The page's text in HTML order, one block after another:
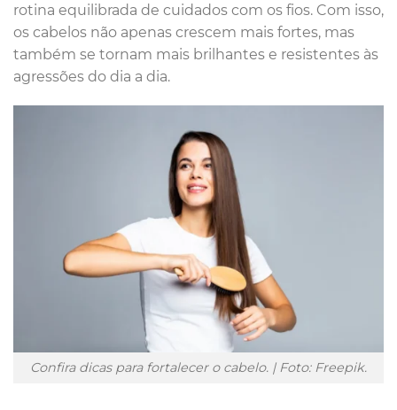
rotina equilibrada de cuidados com os fios. Com isso,
os cabelos não apenas crescem mais fortes, mas
também se tornam mais brilhantes e resistentes às
agressões do dia a dia.
Confira dicas para fortalecer o cabelo. | Foto: Freepik.